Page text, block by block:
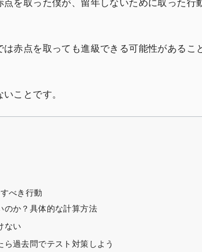
赤点を取っても進級できる可能性があるこ
ことです。
べき行動
のか？具体的な計算方法
ない
過去問でテスト対策しよう